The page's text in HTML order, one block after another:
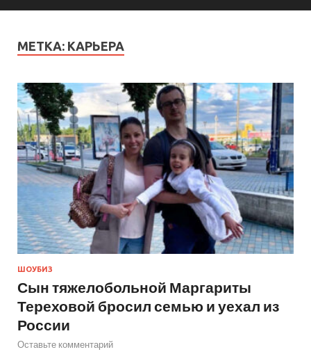
МЕТКА: КАРЬЕРА
ШОУБИЗ
Сын тяжелобольной Маргариты
Тереховой бросил семью и уехал из
России
Оставьте комментарий